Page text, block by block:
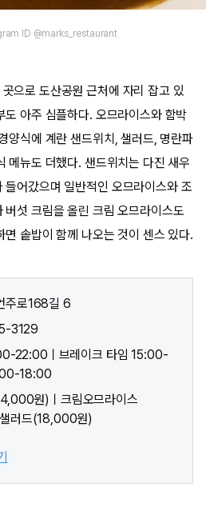
ID @marks_restaurant
으로 도산공원 근처에 자리 잡고 있
도 아주 심플하다. 오므라이스와 함박
양식에 계란 샌드위치, 샐러드, 명란파
메뉴도 더했다. 샌드위치는 다진 새우
어갔으며 일반적인 오므라이스와 조
섯 크림을 올린 크림 오므라이스도
면 솥밥이 함께 나오는 것이 센스 있다.
주로168길 6
3129
22:00ㅣ브레이크 타임 15:00-
18:00
원)ㅣ크림오므라이스
러드(18,000원)